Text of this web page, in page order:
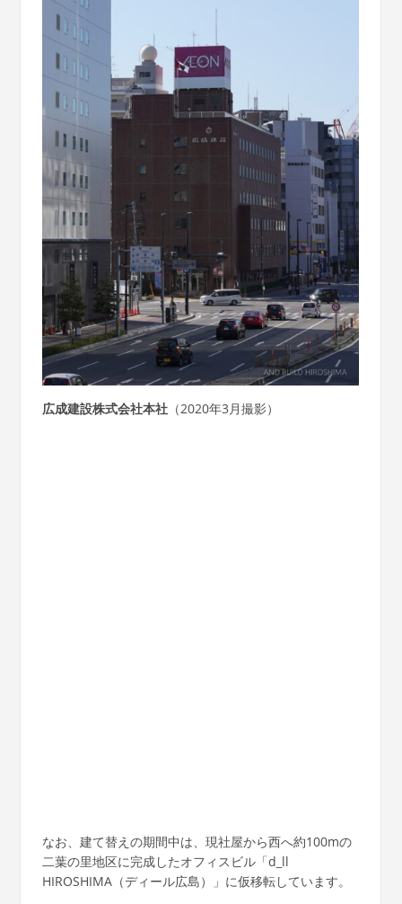
広成建設株式会社本社（2020年3月撮影）
なお、建て替えの期間中は、現社屋から西へ約100mの
二葉の里地区に完成したオフィスビル「d_ll
HIROSHIMA（ディール広島）」に仮移転しています。